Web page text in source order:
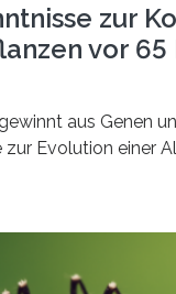
zur
vor 65
aus Genen
zur Evolution einer
zu den
Hunderten von